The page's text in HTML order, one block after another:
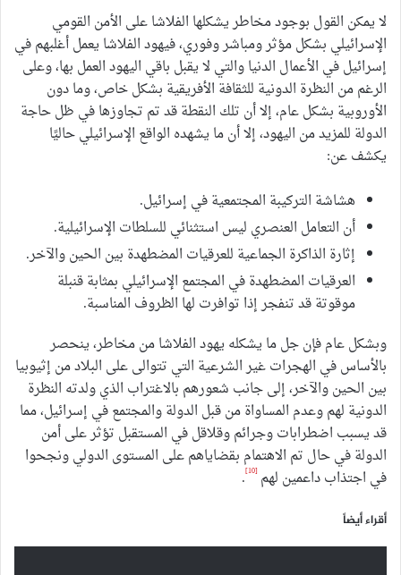
لا يمكن القول بوجود مخاطر يشكلها الفلاشا على الأمن القومي
الإسرائيلي بشكل مؤثر ومباشر وفوري، فيهود الفلاشا يعمل أغلبهم في
إسرائيل في الأعمال الدنيا والتي لا يقبل باقي اليهود العمل بها، وعلى
الرغم من النظرة الدونية للثقافة الأفريقية بشكل خاص، وما دون
الأوروبية بشكل عام، إلا أن تلك النقطة قد تم تجاوزها في ظل حاجة
الدولة للمزيد من اليهود، إلا أن ما يشهده الواقع الإسرائيلي حاليًا
يكشف عن:
هشاشة التركيبة المجتمعية في إسرائيل.
أن التعامل العنصري ليس استثنائي للسلطات الإسرائيلية.
إثارة الذاكرة الجماعية للعرقيات المضطهدة بين الحين والآخر.
العرقيات المضطهدة في المجتمع الإسرائيلي بمثابة قنبلة
موقوتة قد تنفجر إذا توافرت لها الظروف المناسبة.
وبشكل عام فإن جل ما يشكله يهود الفلاشا من مخاطر، ينحصر
بالأساس في الهجرات غير الشرعية التي تتوالى على البلاد من إثيوبيا
بين الحين والآخر، إلى جانب شعورهم بالاغتراب الذي ولدته النظرة
الدونية لهم وعدم المساواة من قبل الدولة والمجتمع في إسرائيل، مما
قد يسبب اضطرابات وجرائم وقلاقل في المستقبل تؤثر على أمن
الدولة في حال تم الاهتمام بقضاياهم على المستوى الدولي ونجحوا
في اجتذاب داعمين لهم [10]
.
أقراء أيضاً